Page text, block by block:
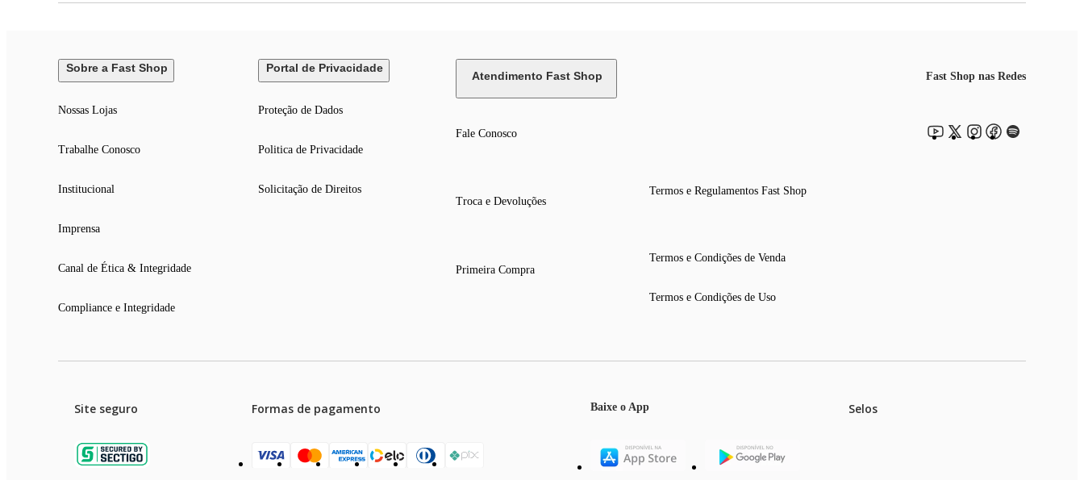
Sobre a Fast Shop
Nossas Lojas
Trabalhe Conosco
Institucional
Imprensa
Canal de Ética & Integridade
Compliance e Integridade
Portal de Privacidade
Proteção de Dados
Politica de Privacidade
Solicitação de Direitos
Atendimento Fast Shop
Fale Conosco
Troca e Devoluções
Primeira Compra
Termos e Regulamentos Fast Shop
Termos e Condições de Venda
Termos e Condições de Uso
Fast Shop nas Redes
Site seguro Formas de pagamento Baixe o App Selos